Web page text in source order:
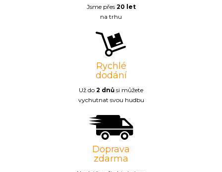
Jsme přes 20 let
na trhu
Rychlé
dodání
Už do 2 dnů si můžete
vychutnat svou hudbu
Doprava
zdarma